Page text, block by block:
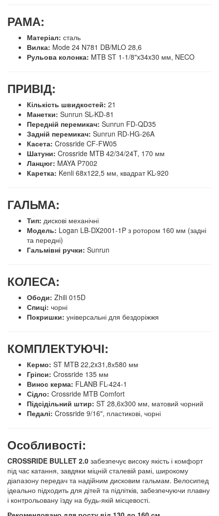
РАМА:
Матеріал: сталь
Вилка: Mode 24 N781 DB/MLO 28,6
Рульова колонка: MTB ST 1-1/8"x34x30 мм, NECO
ПРИВІД:
Кількість швидкостей: 21
Манетки: Sunrun SL-KD-81
Передній перемикач: Sunrun FD-QD35
Задній перемикач: Sunrun RD-HG-26A
Касета: Crossride CF-FW05
Шатуни: Crossride MTB 42/34/24T, 170 мм
Ланцюг: MAYA P7002
Каретка: Kenli 68x122,5 мм, квадрат KL-920
ГАЛЬМА:
Тип: дискові механічні
Модель: Logan LB-DX2001-1P з ротором 160 мм (задні
та передні)
Гальмівні ручки: Sunrun
КОЛЕСА:
Ободи: Zhili 015D
Спиці: чорні
Покришки: універсальні для бездоріжжя
КОМПЛЕКТУЮЧІ:
Кермо: ST MTB 22,2x31,8х580 мм
Гріпси: Crossride 135 мм
Винос керма: FLANB FL-424-1
Сідло: Crossride MTB Comfort
Підсідільний штир: ST 28,6x300 мм, матовий чорний
Педалі: Crossride 9/16", пластикові, чорні
Особливості:
CROSSRIDE BULLET 2.0 забезпечує високу якість і комфорт
під час катання, завдяки міцній сталевій рамі, широкому
діапазону передач та надійним дисковим гальмам. Велосипед
ідеально підходить для дітей та підлітків, забезпечуючи плавну
і контрольовану їзду на будь-якій місцевості.